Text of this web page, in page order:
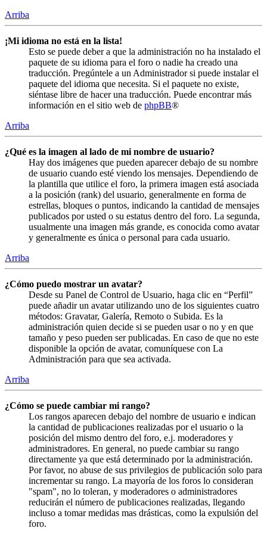
Arriba
¡Mi idioma no está en la lista!
Esto se puede deber a que la administración no ha instalado el
paquete de su idioma para el foro o nadie ha creado una
traducción. Pregúntele a un Administrador si puede instalar el
paquete del idioma que necesita. Si el paquete no existe,
siéntase libre de hacer una traducción. Puede encontrar más
información en el sitio web de phpBB®
Arriba
¿Qué es la imagen al lado de mi nombre de usuario?
Hay dos imágenes que pueden aparecer debajo de su nombre
de usuario cuando esté viendo los mensajes. Dependiendo de
la plantilla que utilice el foro, la primera imagen está asociada
a la posición (rank) del usuario, generalmente en forma de
estrellas, bloques o puntos, indicando la cantidad de mensajes
publicados por usted o su estatus dentro del foro. La segunda,
usualmente una imagen más grande, es conocida como avatar
y generalmente es única o personal para cada usuario.
Arriba
¿Cómo puedo mostrar un avatar?
Desde su Panel de Control de Usuario, haga clic en “Perfil”
puede añadir un avatar utilizando uno de los siguientes cuatro
métodos: Gravatar, Galería, Remoto o Subida. Es la
administración quien decide si se pueden usar o no y en que
tamaño y peso pueden ser publicadas. En caso de que no este
disponible la opción de avatar, comuníquese con La
Administración para que sea activada.
Arriba
¿Cómo se puede cambiar mi rango?
Los rangos aparecen debajo del nombre de usuario e indican
la cantidad de publicaciones realizadas por el usuario o la
posición del mismo dentro del foro, e.j. moderadores y
administradores. En general, no puede cambiar su rango
directamente ya que está determinado por la administración.
Por favor, no abuse de sus privilegios de publicación solo para
incrementar su rango. La mayoría de los foros lo consideran
"spam", no lo toleran, y moderadores o administradores
reducirán el número de publicaciones realizadas, llegando
incluso a tomar medidas mas drásticas, como la expulsión del
foro.